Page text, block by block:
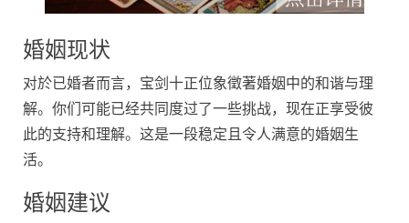
婚姻现状
对於已婚者而言，宝剑十正位象徵著婚姻中的和谐与理
解。你们可能已经共同度过了一些挑战，现在正享受彼
此的支持和理解。这是一段稳定且令人满意的婚姻生
活。
婚姻建议